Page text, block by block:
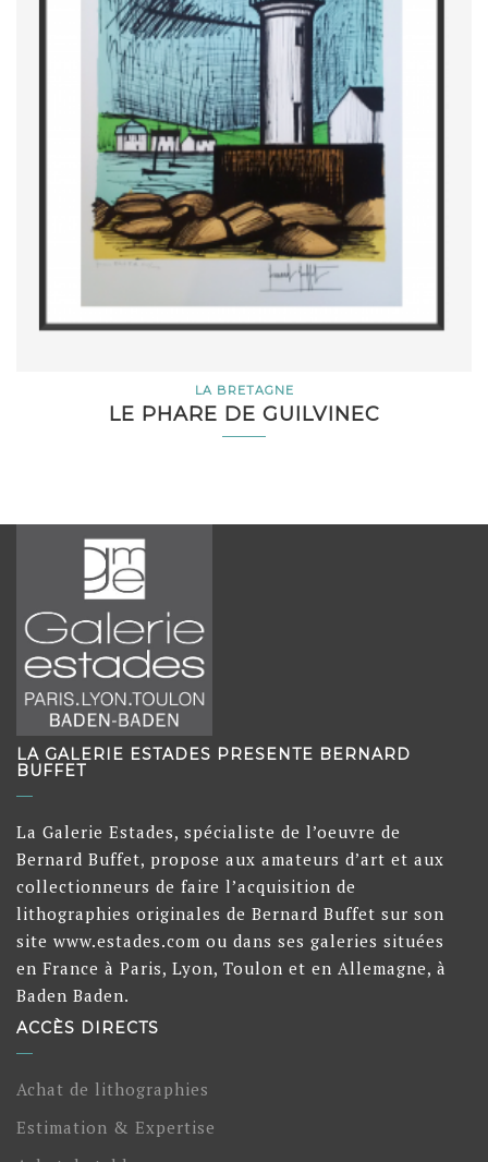
LA BRETAGNE
LE PHARE DE GUILVINEC
LA GALERIE ESTADES PRESENTE BERNARD
BUFFET
La Galerie Estades, spécialiste de l’oeuvre de
Bernard Buffet, propose aux amateurs d’art et aux
collectionneurs de faire l’acquisition de
lithographies originales de Bernard Buffet sur son
site www.estades.com ou dans ses galeries situées
en France à Paris, Lyon, Toulon et en Allemagne, à
Baden Baden.
ACCÈS DIRECTS
Achat de lithographies
Estimation & Expertise